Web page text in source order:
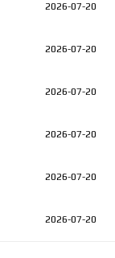
2026-07-20
2026-07-20
2026-07-20
2026-07-20
2026-07-20
2026-07-20